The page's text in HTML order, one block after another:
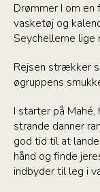
Drømmer I om
vasketøj og
Seychellerne lige
Rejsen strækker
øgruppens
I starter på
strande danner
god tid til at
hånd og finde
indbyder til leg i